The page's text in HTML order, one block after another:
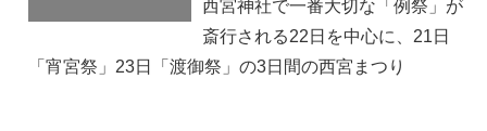
西宮神社で一番大切な「例祭」が
斎行される22日を中心に、21日
「宵宮祭」23日「渡御祭」の3日間の西宮まつり